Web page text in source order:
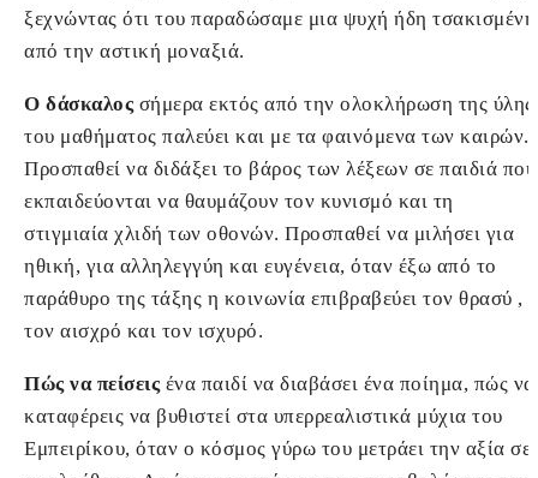
ξεχνώντας ότι του παραδώσαμε μια ψυχή ήδη τσακισμένη
από την αστική μοναξιά.
Ο δάσκαλοςσήμερα εκτός από την ολοκλήρωση της ύλης
του μαθήματος παλεύει και με τα φαινόμενα των καιρών.
Προσπαθεί να διδάξει το βάρος των λέξεων σε παιδιά που
εκπαιδεύονται να θαυμάζουν τον κυνισμό και τη
στιγμιαία χλιδή των οθονών. Προσπαθεί να μιλήσει για
ηθική, για αλληλεγγύη και ευγένεια, όταν έξω από το
παράθυρο της τάξης η κοινωνία επιβραβεύει τον θρασύ ,
τον αισχρό και τον ισχυρό.
Πώς να πείσειςένα παιδί να διαβάσει ένα ποίημα, πώς να
καταφέρεις να βυθιστεί στα υπερρεαλιστικά μύχια του
Εμπειρίκου, όταν ο κόσμος γύρω του μετράει την αξία σε